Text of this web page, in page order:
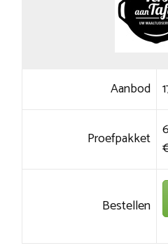
Aanbod
Proefpakket
Bestellen